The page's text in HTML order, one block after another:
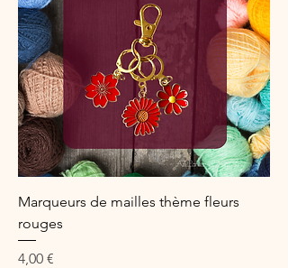
Marqueurs de mailles thème fleurs
rouges
Prix
4,00 €